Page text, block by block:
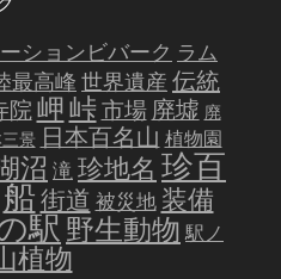
ションビバーク ラム
最高峰 世界遺産 伝統
院岬峠市場 廃墟 廃
景 日本百名山 植物園
沼 滝珍地名 珍百
船街道 被災地 装備
駅野生動物 駅ノ
植物